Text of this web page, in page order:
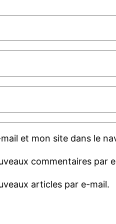
et mon site dans le
commentaires par
articles par e-mail.